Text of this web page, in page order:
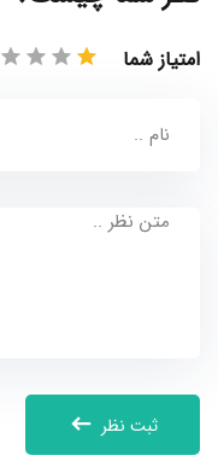
امتیاز شما
ثبت نظر